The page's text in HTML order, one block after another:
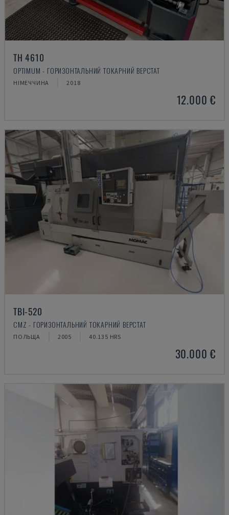
TH 4610
OPTIMUM - ГОРИЗОНТАЛЬНИЙ ТОКАРНИЙ ВЕРСТАТ
НІМЕЧЧИНА 2018
12.000 €
TBI-520
CMZ - ГОРИЗОНТАЛЬНИЙ ТОКАРНИЙ ВЕРСТАТ
ПОЛЬЩА 2005 40.135 HRS
30.000 €